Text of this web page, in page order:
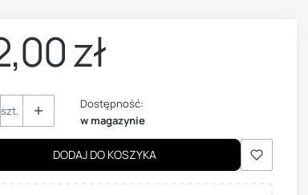
zł
szt.
Dostępność:
w magazynie
DODAJ DO KOSZYKA